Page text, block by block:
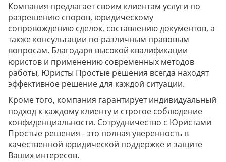
Компания предлагает своим клиентам услуги по
разрешению споров, юридическому
сопровождению сделок, составлению документов, а
также консультации по различным правовым
вопросам. Благодаря высокой квалификации
юристов и применению современных методов
работы, Юристы Простые решения всегда находят
эффективное решение для каждой ситуации.
Кроме того, компания гарантирует индивидуальный
подход к каждому клиенту и строгое соблюдение
конфиденциальности. Сотрудничество с Юристами
Простые решения - это полная уверенность в
качественной юридической поддержке и защите
Ваших интересов.